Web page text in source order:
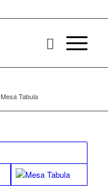
Mesa Tabula